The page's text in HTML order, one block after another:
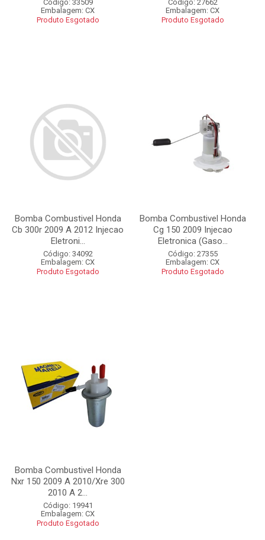
Código: 33509
Embalagem: CX
Produto Esgotado
Código: 27662
Embalagem: CX
Produto Esgotado
Bomba Combustivel Honda
Cb 300r 2009 A 2012 Injecao
Eletroni...
Código: 34092
Embalagem: CX
Produto Esgotado
Bomba Combustivel Honda
Cg 150 2009 Injecao
Eletronica (Gaso...
Código: 27355
Embalagem: CX
Produto Esgotado
Bomba Combustivel Honda
Nxr 150 2009 A 2010/Xre 300
2010 A 2...
Código: 19941
Embalagem: CX
Produto Esgotado